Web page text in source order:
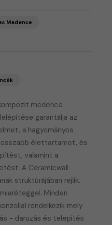
medence
garantálja az
a hagyományos
élettartamot, és
valamint a
A Ceramicwall
struktúrájában rejlik.
Minden
rendelkezik mely
- daruzás és telepítés
Medence